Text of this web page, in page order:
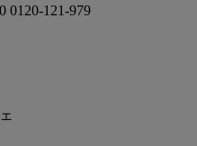
0120-121-979